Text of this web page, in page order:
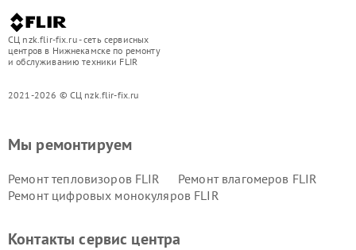
СЦ nzk.flir-fix.ru - сеть сервисных
центров в Нижнекамске по ремонту
и обслуживанию техники FLIR
2021-2026 © СЦ nzk.flir-fix.ru
Мы ремонтируем
Ремонт тепловизоров FLIR
Ремонт влагомеров FLIR
Ремонт цифровых монокуляров FLIR
Контакты сервис центра